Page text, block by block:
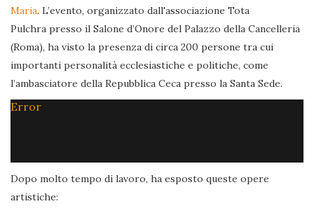
Maria. L’evento, organizzato dall'associazione Tota
Pulchra presso il Salone d’Onore del Palazzo della Cancelleria
(Roma), ha visto la presenza di circa 200 persone tra cui
importanti personalità ecclesiastiche e politiche, come
l’ambasciatore della Repubblica Ceca presso la Santa Sede.
Error
Dopo molto tempo di lavoro, ha esposto queste opere
artistiche: